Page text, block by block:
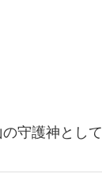
守護神として